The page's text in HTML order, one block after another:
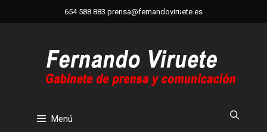
654 588 883 prensa@fernandoviruete.es
Menú